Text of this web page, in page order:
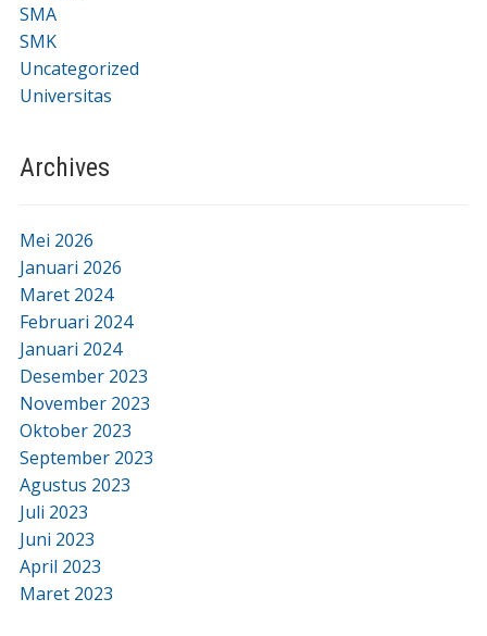
SMA
SMK
Uncategorized
Universitas
Archives
Mei 2026
Januari 2026
Maret 2024
Februari 2024
Januari 2024
Desember 2023
November 2023
Oktober 2023
September 2023
Agustus 2023
Juli 2023
Juni 2023
April 2023
Maret 2023